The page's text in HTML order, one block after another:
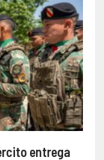
entrega